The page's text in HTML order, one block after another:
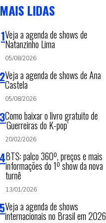
MAIS LIDAS
Veja a agenda de shows de
Natanzinho Lima
05/08/2026
Veja a agenda de shows de Ana
Castela
05/08/2026
Como baixar o livro gratuito de
‘Guerreiras do K-pop’
20/02/2026
BTS: palco 360º, preços e mais
informações do 1º show da nova
turnê
13/01/2026
Veja a agenda de shows
internacionais no Brasil em 2026